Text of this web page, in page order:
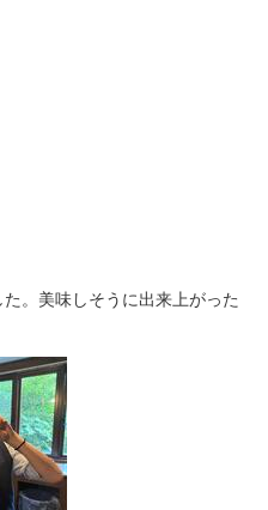
。美味しそうに出来上がった